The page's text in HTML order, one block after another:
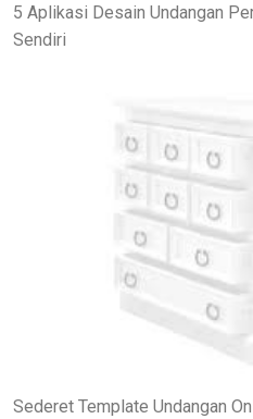
5 Aplikasi Desain Undangan
Sendiri
Sederet Template Undangan